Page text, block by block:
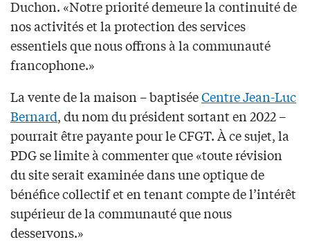
Duchon. «Notre priorité demeure la continuité de
nos activités et la protection des services
essentiels que nous offrons à la communauté
francophone.»
La vente de la maison – baptiséeCentre Jean-Luc
Bernard, du nom du président sortant en 2022 –
pourrait être payante pour le CFGT. À ce sujet, la
PDG se limite à commenter que «toute révision
du site serait examinée dans une optique de
bénéfice collectif et en tenant compte de l’intérêt
supérieur de la communauté que nous
desservons.»